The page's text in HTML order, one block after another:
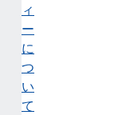
ィ
ー
に
つ
い
て